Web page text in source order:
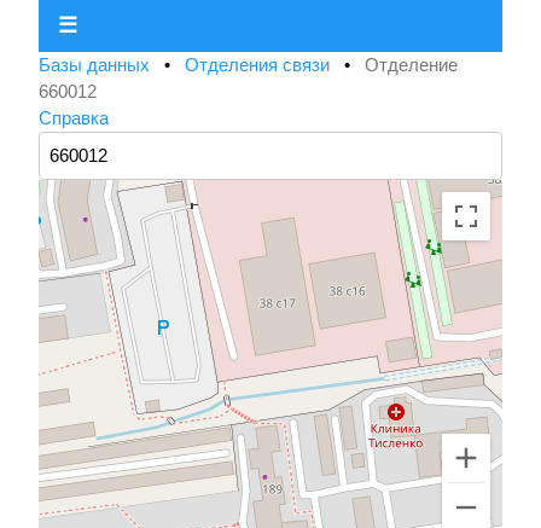
☰
Базы данных • Отделения связи • Отделение
660012
Справка